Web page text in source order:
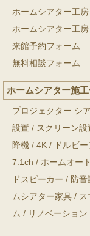
ホームシアター工
ホームシアター工房
来館予約フォーム
無料相談フォーム
ホームシアター施工
プロジェクター シ
設置 / スクリーン設
降機 / 4K / ドルビ
7.1ch / ホームオー
ドスピーカー / 防音
ムシアター家具 /
ム / リノベーション